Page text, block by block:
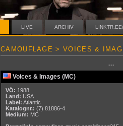
LIVE ARCHIV
CAMOUFLAGE > VOICES &
···
Voices & Images (MC)
VÖ: 1988
Land: USA
Label: Atlantic
Katalognr.: (7) 81886-4
Medium: MC